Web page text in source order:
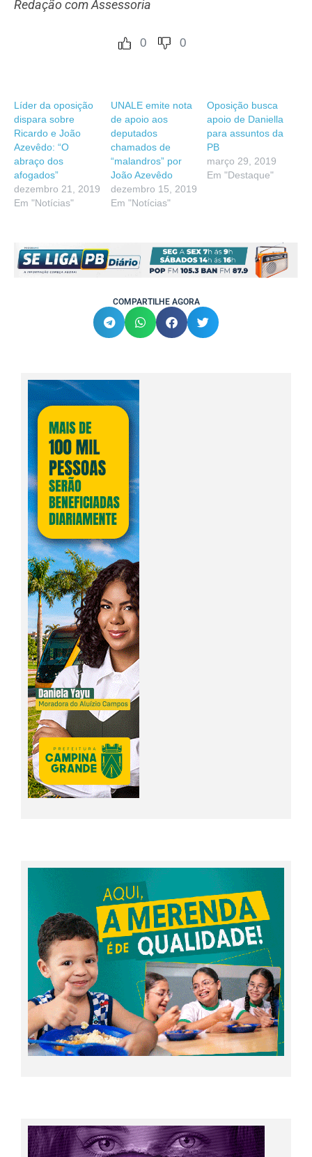
Redação com Assessoria
0 0
Líder da oposição
dispara sobre
Ricardo e João
Azevêdo: “O
abraço dos
afogados”
dezembro 21, 2019
Em "Notícias"
UNALE emite nota
de apoio aos
deputados
chamados de
“malandros” por
João Azevêdo
dezembro 15, 2019
Em "Notícias"
Oposição busca
apoio de Daniella
para assuntos da
PB
março 29, 2019
Em "Destaque"
COMPARTILHE AGORA